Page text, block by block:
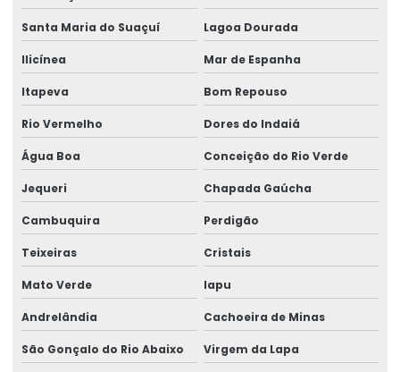
Santa Maria do Suaçuí Lagoa Dourada
Ilicínea Mar de Espanha
Itapeva Bom Repouso
Rio Vermelho Dores do Indaiá
Água Boa Conceição do Rio Verde
Jequeri Chapada Gaúcha
Cambuquira Perdigão
Teixeiras Cristais
Mato Verde Iapu
Andrelândia Cachoeira de Minas
São Gonçalo do Rio Abaixo Virgem da Lapa